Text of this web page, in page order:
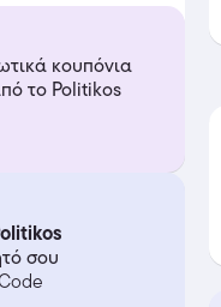
κουπόνια
το Politikos
σου